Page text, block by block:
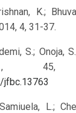
K.;
4, 31-37.
S.; Onoja,
2021,
L.;